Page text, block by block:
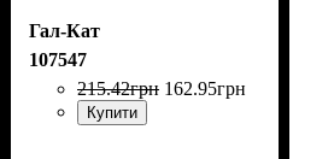
Гал-Кат
107547
215.42грн 162.95грн
Купити